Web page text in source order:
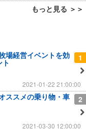
もっと見る ＞＞
1
場経営イベントを効
2021-01-22 21:00:00
2
ススメの乗り物・車
2021-03-30 12:00:00